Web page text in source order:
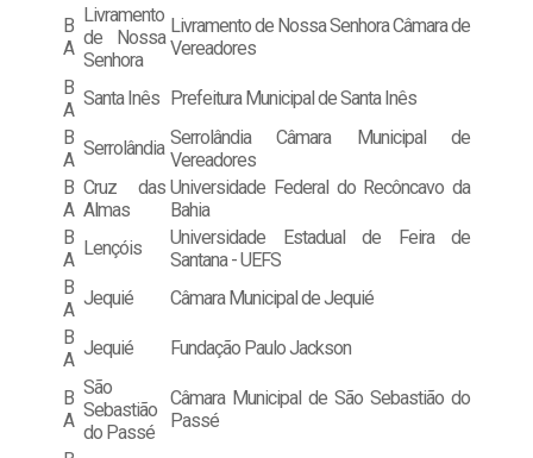
B
A
Livramento
de Nossa
Senhora
Livramento de Nossa Senhora Câmara de
Vereadores
B
A
Santa Inês Prefeitura Municipal de Santa Inês
B
A
Serrolândia Serrolândia Câmara Municipal de
Vereadores
B
A
Cruz das
Almas
Universidade Federal do Recôncavo da
Bahia
B
A
Lençóis
Universidade Estadual de Feira de
Santana - UEFS
B
A
Jequié
Câmara Municipal de Jequié
B
A
Jequié Fundação Paulo Jackson
B
A
São
Sebastião
do Passé
Câmara Municipal de São Sebastião do
Passé